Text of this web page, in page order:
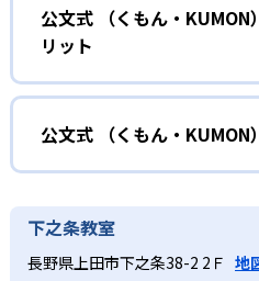
しさを経験できる。
KUMONの教材は、簡単な問題
ルステップで進んでいけるよ
イルは子どもの学習意欲をか
という受け身の姿勢ではなく
つけられるだろう。
また、自学学習スタイルで学ぶ
課題に気がつくようになる。学
小学校に入る準備
KUMONでは細かいステップに
さを経験しながら無理なく力
性格や学習への取り組み姿勢
め、小学校に入ってもつまず
るだろう。
中学に向けて苦手教科を
KUMONでは経験豊富な先生が
公文式 （くもん・KUMON
リット
どんなメリ
KUMONでは自学自習スタイ
標に向かって頑張りやり抜く
た、年齢や学年にとらわれず
ルから学習できるため、難し
単すぎて退屈することもない。
どんなデメリ
公文式 （くもん・KUMON
KUMONは、公式サイトでは合
わせたい。
下之条教室
長野県上田市下之条38-2 2Ｆ 地